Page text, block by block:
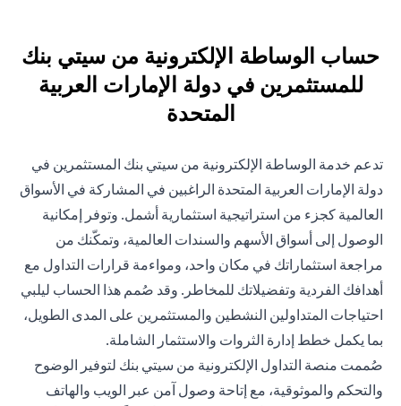
حساب الوساطة الإلكترونية من سيتي بنك
للمستثمرين في دولة الإمارات العربية
المتحدة
تدعم خدمة الوساطة الإلكترونية من سيتي بنك المستثمرين في
دولة الإمارات العربية المتحدة الراغبين في المشاركة في الأسواق
العالمية كجزء من استراتيجية استثمارية أشمل. وتوفر إمكانية
الوصول إلى أسواق الأسهم والسندات العالمية، وتمكّنك من
مراجعة استثماراتك في مكان واحد، ومواءمة قرارات التداول مع
أهدافك الفردية وتفضيلاتك للمخاطر. وقد صُمم هذا الحساب ليلبي
احتياجات المتداولين النشطين والمستثمرين على المدى الطويل،
بما يكمل خطط إدارة الثروات والاستثمار الشاملة.
صُممت منصة التداول الإلكترونية من سيتي بنك لتوفير الوضوح
والتحكم والموثوقية، مع إتاحة وصول آمن عبر الويب والهاتف